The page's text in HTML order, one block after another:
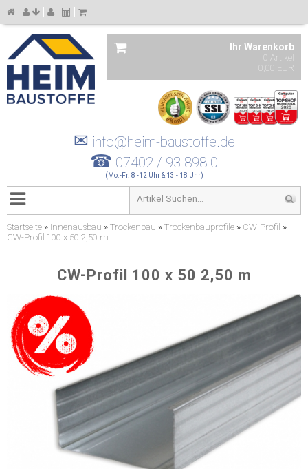
Ihr Warenkorb
0 Artikel
0,00 EUR
✉ info@heim-baustoffe.de
☎ 07402 / 93 898 0
(Mo.-Fr. 8 -12 Uhr & 13 - 18 Uhr)
Startseite » Innenausbau » Trockenbau » Trockenbauprofile » CW-Profil »
CW-Profil 100 x 50 2,50 m
CW-Profil 100 x 50 2,50 m